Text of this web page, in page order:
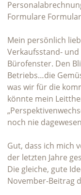
Formulare
Mein persönlich
Verkaufsstand-
Bürofenster. Den
Betriebs…die
was wir für die
könnte mein
noch nie
Gut, dass ich mich
der letzten Jahre
Die gleiche, gute
November-Beitrag